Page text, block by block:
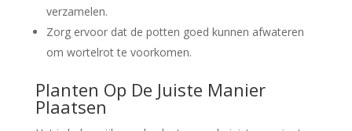
verzamelen.
Zorg ervoor dat de potten goed kunnen afwateren
om wortelrot te voorkomen.
Planten Op De Juiste Manier
Plaatsen